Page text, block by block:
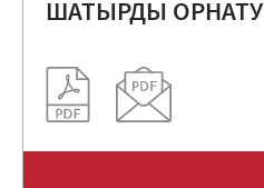
ШАТЫРДЫ ОРНАТУ